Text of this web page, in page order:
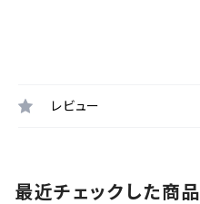
レビュー
最近チェックした商品